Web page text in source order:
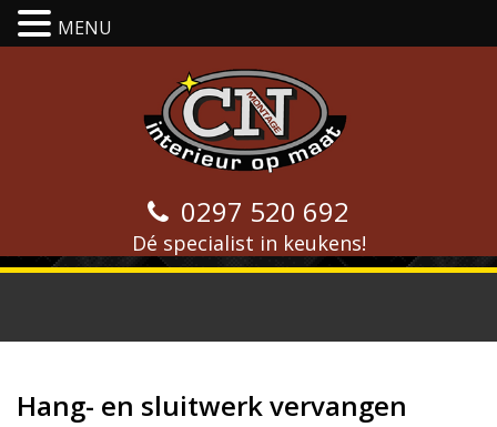
0297 520 692
Dé specialist in keukens!
Hang- en sluitwerk vervangen
MENU